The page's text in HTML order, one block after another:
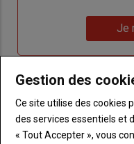
de
passe"
me
connecte"
Je
Sous-
Vous
TITRE
Gestion des
Ce site utilise des cookies
des services essentiels et
« Tout Accepter », vous